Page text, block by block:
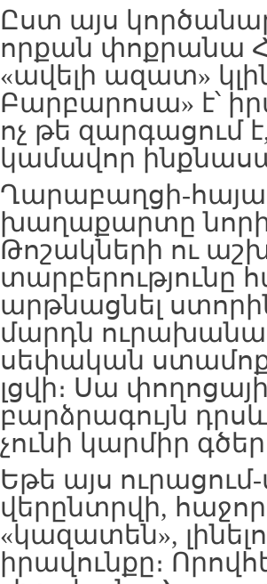
Ըստ այս
որքան փոքրանա
«ավելի ազատ»
Բարբարոսա» է՝
ոչ թե զարգացում
կամավոր
Ղարաբաղցի-
խաղաքարտը
Թոշակների ու
տարբերությունը
արթնացնել
մարդն ուրախանա
սեփական
լցվի։ Սա
բարձրագույն
չունի կարմիր
Եթե այս
վերընտրվի,
«կազատեն»,
իրավունքը։